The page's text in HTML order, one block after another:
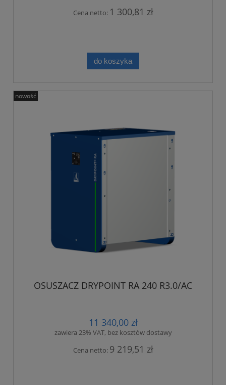
Cena netto: 1 300,81 zł
do koszyka
OSUSZACZ DRYPOINT RA 240 R3.0/AC
11 340,00 zł
zawiera 23% VAT, bez kosztów dostawy
Cena netto: 9 219,51 zł
nowość